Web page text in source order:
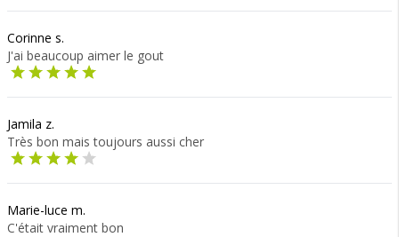
Corinne s.
J'ai beaucoup aimer le gout
Jamila z.
Très bon mais toujours aussi cher
Marie-luce m.
C'était vraiment bon